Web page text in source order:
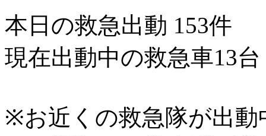
本日の救急出動 153件
現在出動中の救急車13台
※お近くの救急隊が出動